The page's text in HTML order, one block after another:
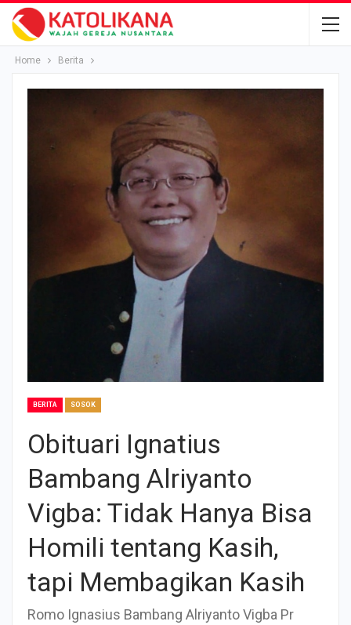
Home Berita
BERITA SOSOK
Obituari Ignatius
Bambang Alriyanto
Vigba: Tidak Hanya Bisa
Homili tentang Kasih,
tapi Membagikan Kasih
Romo Ignasius Bambang Alriyanto Vigba Pr